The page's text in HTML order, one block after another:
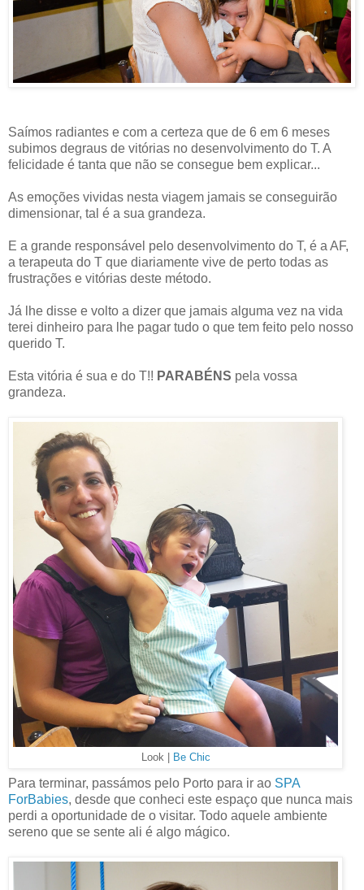
Saímos radiantes e com a certeza que de 6 em 6 meses
subimos degraus de vitórias no desenvolvimento do T. A
felicidade é tanta que não se consegue bem explicar...
As emoções vividas nesta viagem jamais se conseguirão
dimensionar, tal é a sua grandeza.
E a grande responsável pelo desenvolvimento do T, é a AF,
a terapeuta do T que diariamente vive de perto todas as
frustrações e vitórias deste método.
Já lhe disse e volto a dizer que jamais alguma vez na vida
terei dinheiro para lhe pagar tudo o que tem feito pelo nosso
querido T.
Esta vitória é sua e do T!! PARABÉNS pela vossa
grandeza.
Look | Be Chic
Para terminar, passámos pelo Porto para ir ao SPA
ForBabies, desde que conheci este espaço que nunca mais
perdi a oportunidade de o visitar. Todo aquele ambiente
sereno que se sente ali é algo mágico.